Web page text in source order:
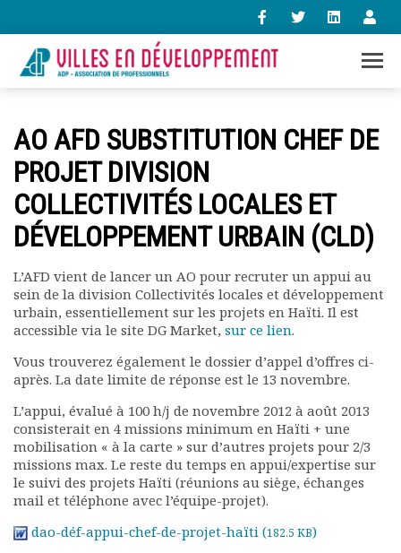
contact@villes-developpement.org
Accueil
L’association
Qui sommes-nous ?
Le bureau
Statuts de l’association
Vie de l’association
Assemblées générales
Comptes rendus mensuels
Rapports moraux
Rapports financiers
Nous rejoindre
Le bulletin
Présentation du bulletin
Comité de rédaction
Bulletins Villes en
AO AFD SUBSTITUTION CHEF DE
PROJET DIVISION
COLLECTIVITÉS LOCALES ET
DÉVELOPPEMENT URBAIN (CLD)
L’AFD vient de lancer un AO pour recruter un appui au
sein de la division Collectivités locales et développement
urbain, essentiellement sur les projets en Haïti. Il est
accessible via le site DG Market, sur ce lien.
Vous trouverez également le dossier d’appel d’offres ci-
après. La date limite de réponse est le 13 novembre.
L’appui, évalué à 100 h/j de novembre 2012 à août 2013
consisterait en 4 missions minimum en Haïti + une
mobilisation « à la carte » sur d’autres projets pour 2/3
missions max. Le reste du temps en appui/expertise sur
le suivi des projets Haïti (réunions au siège, échanges
mail et téléphone avec l’équipe-projet).
dao-déf-appui-chef-de-projet-haïti (182.5 KB)